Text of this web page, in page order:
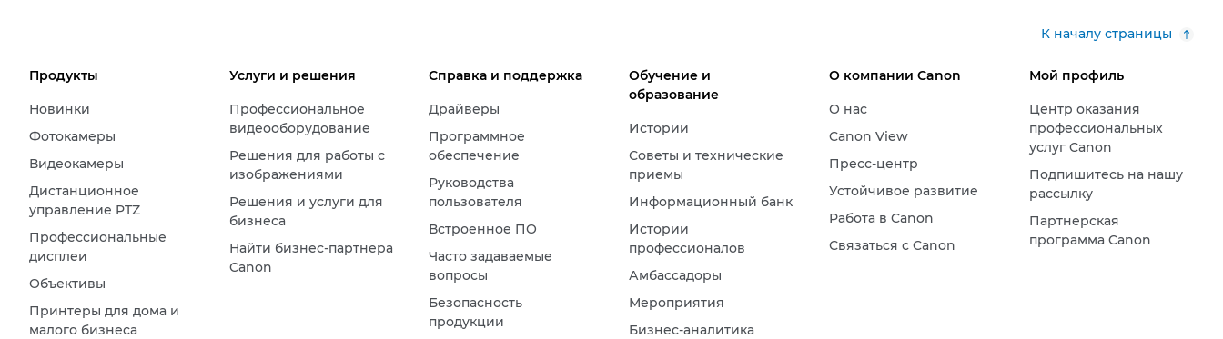
К началу страницы
Продукты
Новинки
Фотокамеры
Видеокамеры
Дистанционное
управление PTZ
Профессиональные
дисплеи
Объективы
Принтеры для дома и
малого бизнеса
Услуги и решения
Профессиональное
видеооборудование
Решения для работы с
изображениями
Решения и услуги для
бизнеса
Найти бизнес-партнера
Canon
Справка и поддержка
Драйверы
Программное
обеспечение
Руководства
пользователя
Встроенное ПО
Часто задаваемые
вопросы
Безопасность
продукции
Обучение и
образование
Истории
Советы и технические
приемы
Информационный банк
Истории
профессионалов
Амбассадоры
Мероприятия
Бизнес-аналитика
О компании Canon
О нас
Canon View
Пресс-центр
Устойчивое развитие
Работа в Canon
Связаться с Canon
Мой профиль
Центр оказания
профессиональных
услуг Canon
Подпишитесь на нашу
рассылку
Партнерская
программа Canon